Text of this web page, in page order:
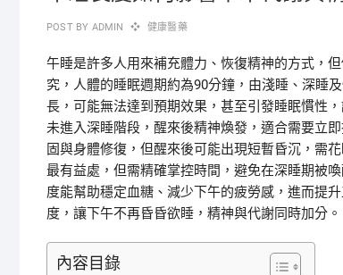
POST BY ADMIN 健康醫藥
午睡是許多人用來補充體力、恢復精神的方式，
究，人體的睡眠週期約為90分鐘，由淺睡、深睡
長，可能無法達到預期效果，甚至引發睡眠慣性
未進入深睡階段，醒來後精神煥發，適合需要立
固與身體修復，但醒來後可能出現短暫昏沉，需
最有益處，但需精確掌控時間，避免在深睡期被
度能幫助穩定血糖、減少下午的疲勞感，進而提
度，讓下午不再昏昏欲睡，精神與代謝同時加分。
內容目錄